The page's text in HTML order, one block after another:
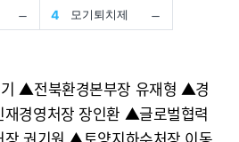
▲전북환경본부장 유재형 ▲경
경영처장 장인환 ▲글로벌협력